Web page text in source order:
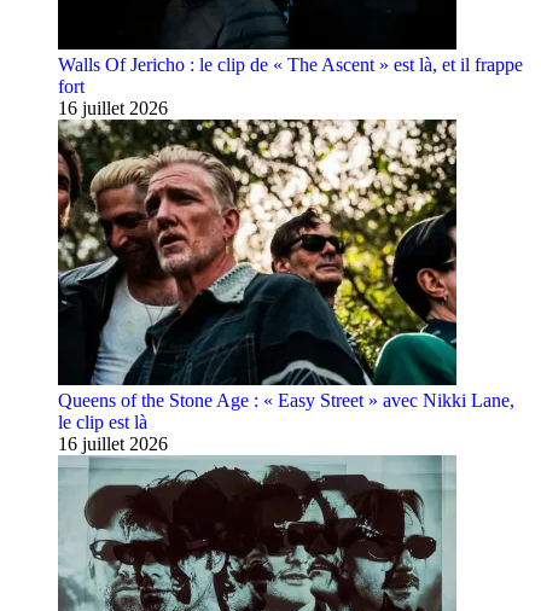
Walls Of Jericho : le clip de « The Ascent » est là, et il frappe
fort
16 juillet 2026
Queens of the Stone Age : « Easy Street » avec Nikki Lane,
le clip est là
16 juillet 2026